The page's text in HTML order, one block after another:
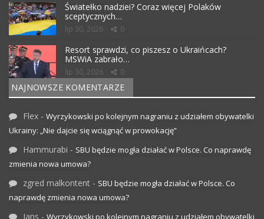
Światełko nadziei? Coraz więcej Polaków
sceptycznych…
lip 30, 2026 0
Resort sprawdzi, co piszesz o Ukraińcach?
MSWiA zabrało…
lip 30, 2026 0
NAJNOWSZE KOMENTARZE
Flex - Wyrzykowski po kolejnym nagraniu z udziałem obywatelki
Ukrainy: „Nie dajcie się wciągnąć w prowokację”
Hammurabi - SBU będzie mogła działać w Polsce. Co naprawdę
zmienia nowa umowa?
zgred malkontent - SBU będzie mogła działać w Polsce. Co
naprawdę zmienia nowa umowa?
Jans - Wyrzykowski po kolejnym nagraniu z udziałem obywatelki